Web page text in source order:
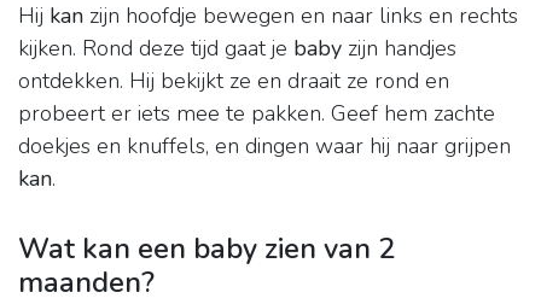
Hij kan zijn hoofdje bewegen en naar links en rechts
kijken. Rond deze tijd gaat je baby zijn handjes
ontdekken. Hij bekijkt ze en draait ze rond en
probeert er iets mee te pakken. Geef hem zachte
doekjes en knuffels, en dingen waar hij naar grijpen
kan.
Wat kan een baby zien van 2
maanden?